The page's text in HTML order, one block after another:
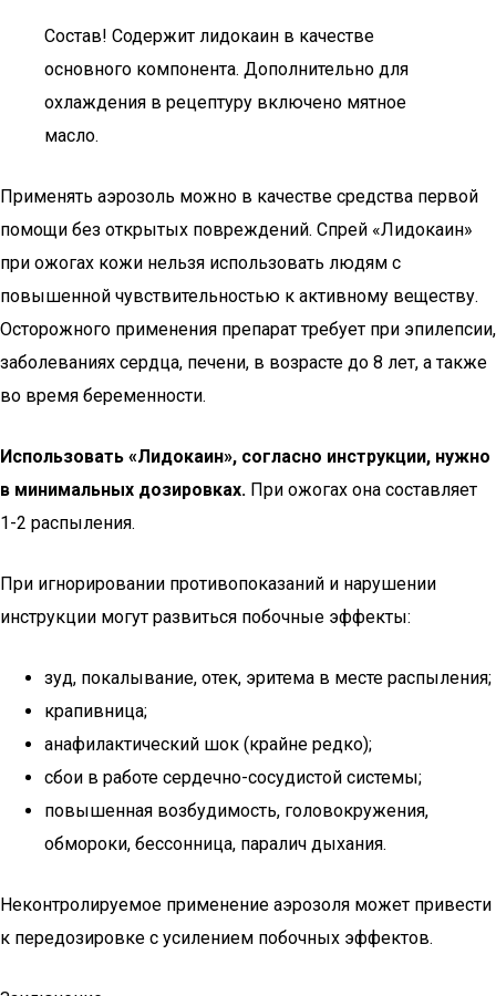
Состав! Содержит лидокаин в качестве
основного компонента. Дополнительно для
охлаждения в рецептуру включено мятное
масло.
Применять аэрозоль можно в качестве средства первой
помощи без открытых повреждений. Спрей «Лидокаин»
при ожогах кожи нельзя использовать людям с
повышенной чувствительностью к активному веществу.
Осторожного применения препарат требует при эпилепсии,
заболеваниях сердца, печени, в возрасте до 8 лет, а также
во время беременности.
Использовать «Лидокаин», согласно инструкции, нужно
в минимальных дозировках. При ожогах она составляет
1-2 распыления.
При игнорировании противопоказаний и нарушении
инструкции могут развиться побочные эффекты:
зуд, покалывание, отек, эритема в месте распыления;
крапивница;
анафилактический шок (крайне редко);
сбои в работе сердечно-сосудистой системы;
повышенная возбудимость, головокружения,
обмороки, бессонница, паралич дыхания.
Неконтролируемое применение аэрозоля может привести
к передозировке с усилением побочных эффектов.